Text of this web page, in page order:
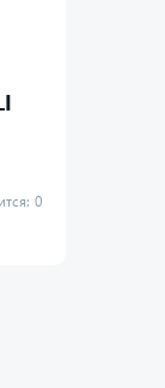
0